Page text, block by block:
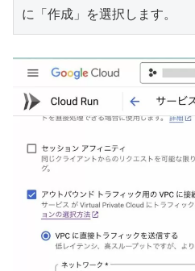
に「作成」を選択します。